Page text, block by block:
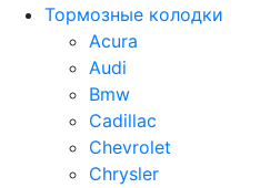
Тормозные колодки
Acura
Audi
Bmw
Cadillac
Chevrolet
Chrysler